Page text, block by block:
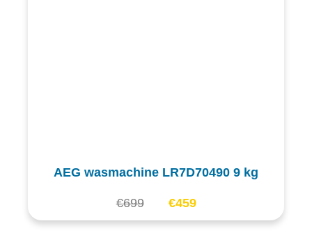
AEG wasmachine LR7D70490 9 kg
€699 €459